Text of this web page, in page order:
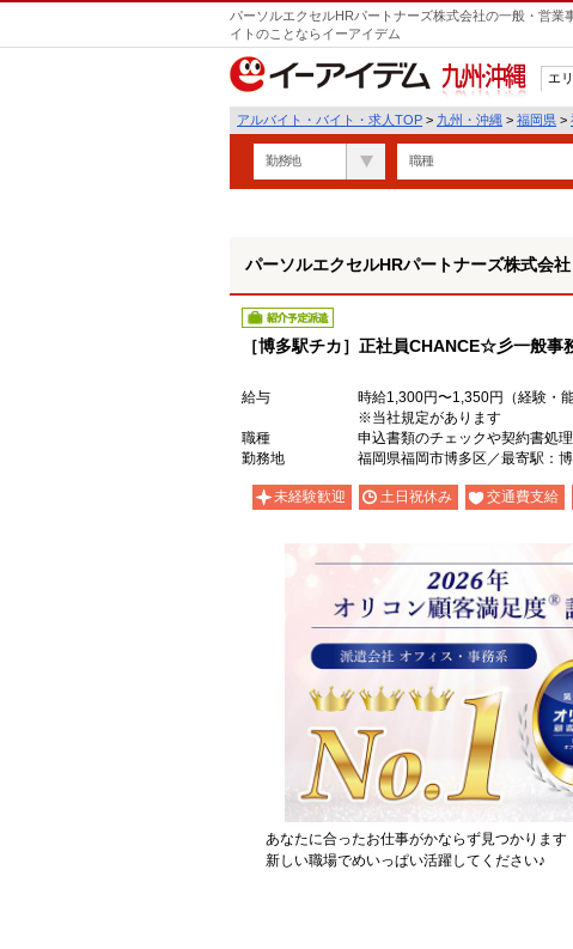
パーソルエクセルHRパートナーズ株式会社の一般・営
イトのことならイーアイデム
九州・沖縄
エ
アルバイト・バイト・求人TOP > 九州・沖縄 > 福岡県 >
勤務地 職種
遣
パーソルエクセルHRパートナーズ株式会社
紹介予定派遣
［博多駅チカ］正社員CHANCE☆彡一般
給与
時給1,300円〜1,350円（経験・能
※当社規定があります
職種
申込書類のチェックや契約書処
勤務地
福岡県福岡市博多区／最寄駅：
未経験歓迎 土日祝休み 交通費支給
あなたに合ったお仕事がかならず見つかります
新しい職場でめいっぱい活躍してください♪